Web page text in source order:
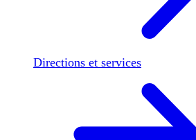
Directions et services